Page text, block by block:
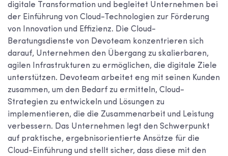
digitale Transformation und begleitet Unternehmen bei
der Einführung von Cloud-Technologien zur Förderung
von Innovation und Effizienz. Die Cloud-
Beratungsdienste von Devoteam konzentrieren sich
darauf, Unternehmen den Übergang zu skalierbaren,
agilen Infrastrukturen zu ermöglichen, die digitale Ziele
unterstützen. Devoteam arbeitet eng mit seinen Kunden
zusammen, um den Bedarf zu ermitteln, Cloud-
Strategien zu entwickeln und Lösungen zu
implementieren, die die Zusammenarbeit und Leistung
verbessern. Das Unternehmen legt den Schwerpunkt
auf praktische, ergebnisorientierte Ansätze für die
Cloud-Einführung und stellt sicher, dass diese mit den